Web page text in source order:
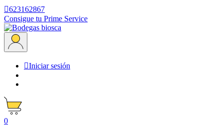
623162867
Consigue tu Prime Service
Iniciar sesión
0